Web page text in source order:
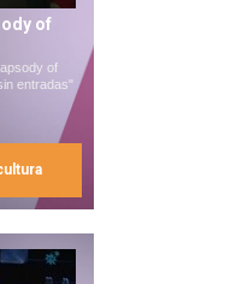
of
of
entradas"